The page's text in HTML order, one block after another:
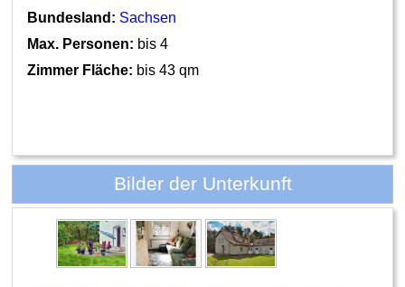
Bundesland: Sachsen
Max. Personen: bis 4
Zimmer Fläche: bis 43 qm
Bilder der Unterkunft